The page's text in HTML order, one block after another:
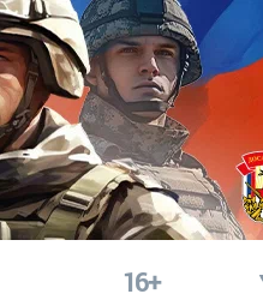
16+